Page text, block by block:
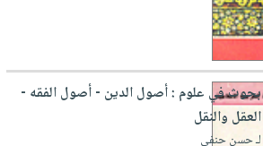
بحوث في علوم : أصول الدين - أصول الفقه -
العقل والنقل
لـ حسن حنفي